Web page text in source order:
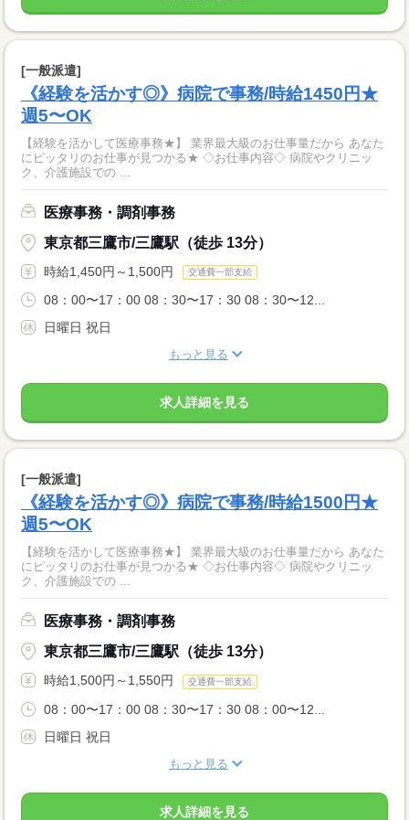
[一般派遣]
《経験を活かす◎》病院で事務/時給1450円★
週5〜OK
【経験を活かして医療事務★】 業界最大級のお仕事量だから あなた
にピッタリのお仕事が見つかる★ ◇お仕事内容◇ 病院やクリニッ
ク、介護施設での ...
医療事務・調剤事務
東京都三鷹市/三鷹駅（徒歩 13分）
時給1,450円～1,500円 交通費一部支給
08：00〜17：00 08：30〜17：30 08：30〜12...
日曜日 祝日
もっと見る
求人詳細を見る
[一般派遣]
《経験を活かす◎》病院で事務/時給1500円★
週5〜OK
【経験を活かして医療事務★】 業界最大級のお仕事量だから あなた
にピッタリのお仕事が見つかる★ ◇お仕事内容◇ 病院やクリニッ
ク、介護施設での ...
医療事務・調剤事務
東京都三鷹市/三鷹駅（徒歩 13分）
時給1,500円～1,550円 交通費一部支給
08：00〜17：00 08：30〜17：30 08：00〜12...
日曜日 祝日
もっと見る
求人詳細を見る